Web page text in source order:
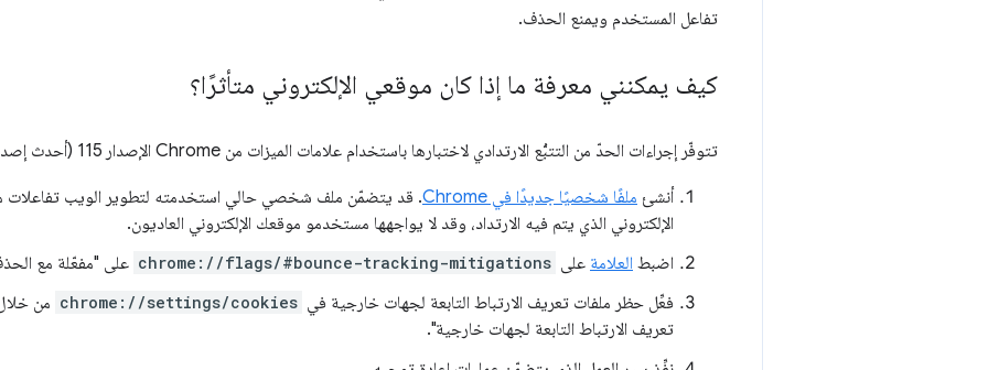
تفاعل المستخدم ويمنع الحذف.
كيف يمكنني معرفة ما إذا كان موقعي الإلكتروني متأثرًا؟
تتوفّر إجراءات الحدّ من التتبُّع الارتدادي لاختبارها باستخدام علامات الميزات من Chrome الإصدار 115 (أحدث إصدار
أنشئ ملفًا شخصيًا جديدًا في Chrome
. قد يتضمّن ملف شخصي حالي استخدمته لتطوير الويب تفاعلات
الإلكتروني الذي يتم فيه الارتداد، وقد لا يواجهها مستخدمو موقعك الإلكتروني العاديون.
اضبط العلامة على chrome://flags/#bounce-tracking-mitigations على "مفعّلة مع
فعِّل حظر ملفات تعريف الارتباط التابعة لجهات خارجية في chrome://settings/cookies من
تعريف الارتباط التابعة لجهات خارجية".